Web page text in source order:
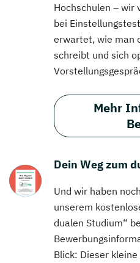
Hochschulen – wir
bei
erwartet, wie man
schreibt und sich
Mehr
Dein Weg zum
Und wir haben
unserem
dualen Studium“
Blick: Dieser